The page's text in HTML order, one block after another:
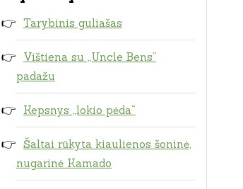
Tarybinis guliašas
Vištiena su „Uncle Bens”
padažu
Kepsnys „lokio pėda“
Šaltai rūkyta kiaulienos šoninė,
nugarinė Kamado